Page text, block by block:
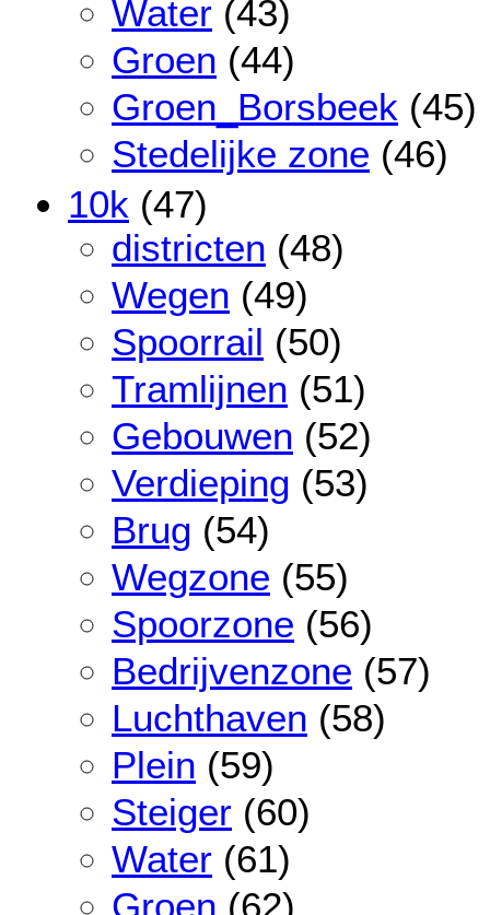
Water (43)
Groen (44)
Groen_Borsbeek (45)
Stedelijke zone (46)
10k (47)
districten (48)
Wegen (49)
Spoorrail (50)
Tramlijnen (51)
Gebouwen (52)
Verdieping (53)
Brug (54)
Wegzone (55)
Spoorzone (56)
Bedrijvenzone (57)
Luchthaven (58)
Plein (59)
Steiger (60)
Water (61)
Groen (62)